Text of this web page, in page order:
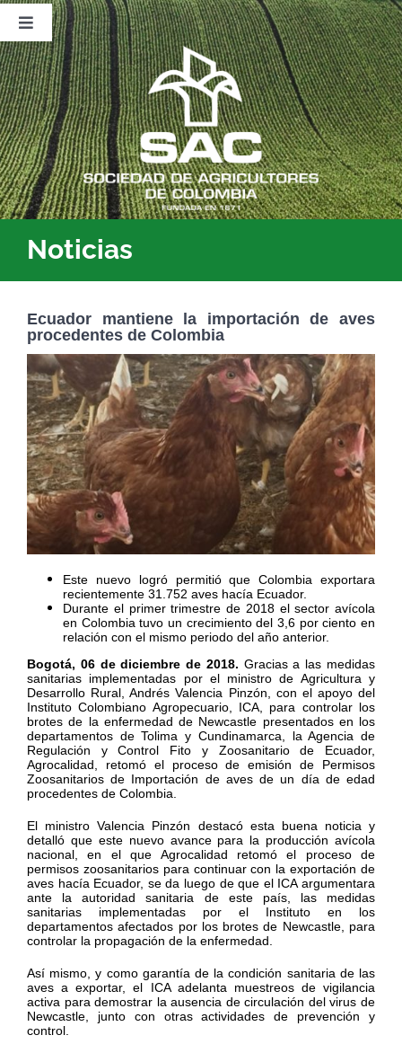
Saltar
contenido
Toggle
Navigation
Nosotros
Publicaciones
Sala de Prensa
Eventos
Noticias
Ecuador mantiene la importación de aves
procedentes de Colombia
Este nuevo logró permitió que Colombia exportara
recientemente 31.752 aves hacía Ecuador.
Durante el primer trimestre de 2018 el sector avícola
en Colombia tuvo un crecimiento del 3,6 por ciento en
relación con el mismo periodo del año anterior.
Bogotá, 06 de diciembre de 2018. Gracias a las medidas
sanitarias implementadas por el ministro de Agricultura y
Desarrollo Rural, Andrés Valencia Pinzón, con el apoyo del
Instituto Colombiano Agropecuario, ICA, para controlar los
brotes de la enfermedad de Newcastle presentados en los
departamentos de Tolima y Cundinamarca, la Agencia de
Regulación y Control Fito y Zoosanitario de Ecuador,
Agrocalidad, retomó el proceso de emisión de Permisos
Zoosanitarios de Importación de aves de un día de edad
procedentes de Colombia.
El ministro Valencia Pinzón destacó esta buena noticia y
detalló que este nuevo avance para la producción avícola
nacional, en el que Agrocalidad retomó el proceso de
permisos zoosanitarios para continuar con la exportación de
aves hacía Ecuador, se da luego de que el ICA argumentara
ante la autoridad sanitaria de este país, las medidas
sanitarias implementadas por el Instituto en los
departamentos afectados por los brotes de Newcastle, para
controlar la propagación de la enfermedad.
Así mismo, y como garantía de la condición sanitaria de las
aves a exportar, el ICA adelanta muestreos de vigilancia
activa para demostrar la ausencia de circulación del virus de
Newcastle, junto con otras actividades de prevención y
control.